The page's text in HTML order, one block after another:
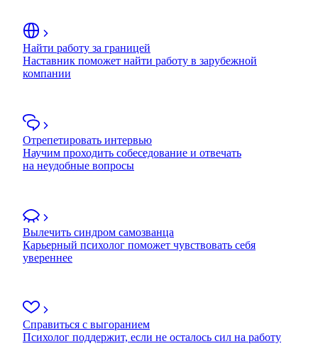
Найти работу за границей
Наставник поможет найти работу в зарубежной
компании
Отрепетировать интервью
Научим проходить собеседование и отвечать
на неудобные вопросы
Вылечить синдром самозванца
Карьерный психолог поможет чувствовать себя
увереннее
Справиться с выгоранием
Психолог поддержит, если не осталось сил на работу